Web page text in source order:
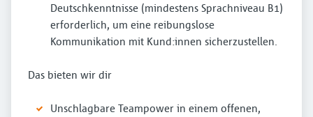
Deutschkenntnisse (mindestens Sprachniveau B1)
erforderlich, um eine reibungslose
Kommunikation mit Kund:innen sicherzustellen.
Das bieten wir dir
Unschlagbare Teampower in einem offenen,